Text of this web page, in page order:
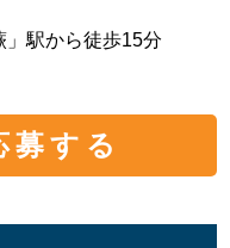
」駅から徒歩15分
募する